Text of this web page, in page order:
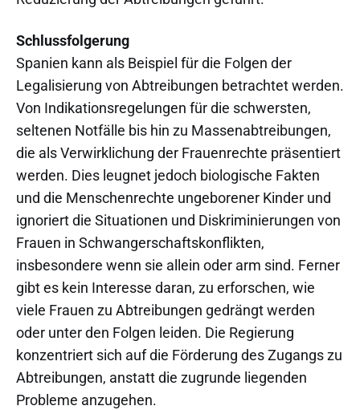
Schlussfolgerung
Spanien kann als Beispiel für die Folgen der
Legalisierung von Abtreibungen betrachtet werden.
Von Indikationsregelungen für die schwersten,
seltenen Notfälle bis hin zu Massenabtreibungen,
die als Verwirklichung der Frauenrechte präsentiert
werden. Dies leugnet jedoch biologische Fakten
und die Menschenrechte ungeborener Kinder und
ignoriert die Situationen und Diskriminierungen von
Frauen in Schwangerschaftskonflikten,
insbesondere wenn sie allein oder arm sind. Ferner
gibt es kein Interesse daran, zu erforschen, wie
viele Frauen zu Abtreibungen gedrängt werden
oder unter den Folgen leiden. Die Regierung
konzentriert sich auf die Förderung des Zugangs zu
Abtreibungen, anstatt die zugrunde liegenden
Probleme anzugehen.